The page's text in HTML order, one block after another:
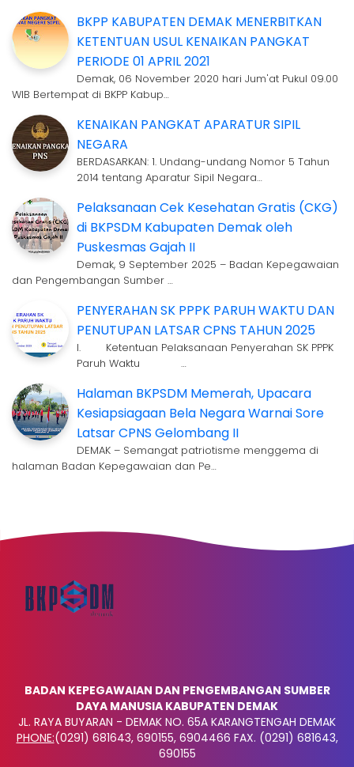
BKPP KABUPATEN DEMAK MENERBITKAN
KETENTUAN USUL KENAIKAN PANGKAT
PERIODE 01 APRIL 2021
Demak, 06 November 2020 hari Jum'at Pukul 09.00
WIB Bertempat di BKPP Kabup…
KENAIKAN PANGKAT APARATUR SIPIL
NEGARA
BERDASARKAN: 1. Undang-undang Nomor 5 Tahun
2014 tentang Aparatur Sipil Negara…
Pelaksanaan Cek Kesehatan Gratis (CKG)
di BKPSDM Kabupaten Demak oleh
Puskesmas Gajah II
Demak, 9 September 2025 – Badan Kepegawaian
dan Pengembangan Sumber …
PENYERAHAN SK PPPK PARUH WAKTU DAN
PENUTUPAN LATSAR CPNS TAHUN 2025
I. Ketentuan Pelaksanaan Penyerahan SK PPPK
Paruh Waktu …
Halaman BKPSDM Memerah, Upacara
Kesiapsiagaan Bela Negara Warnai Sore
Latsar CPNS Gelombang II
DEMAK – Semangat patriotisme menggema di
halaman Badan Kepegawaian dan Pe…
BADAN KEPEGAWAIAN DAN PENGEMBANGAN SUMBER
DAYA MANUSIA KABUPATEN DEMAK
JL. RAYA BUYARAN - DEMAK NO. 65A KARANGTENGAH DEMAK
PHONE:(0291) 681643, 690155, 6904466 FAX. (0291) 681643,
690155